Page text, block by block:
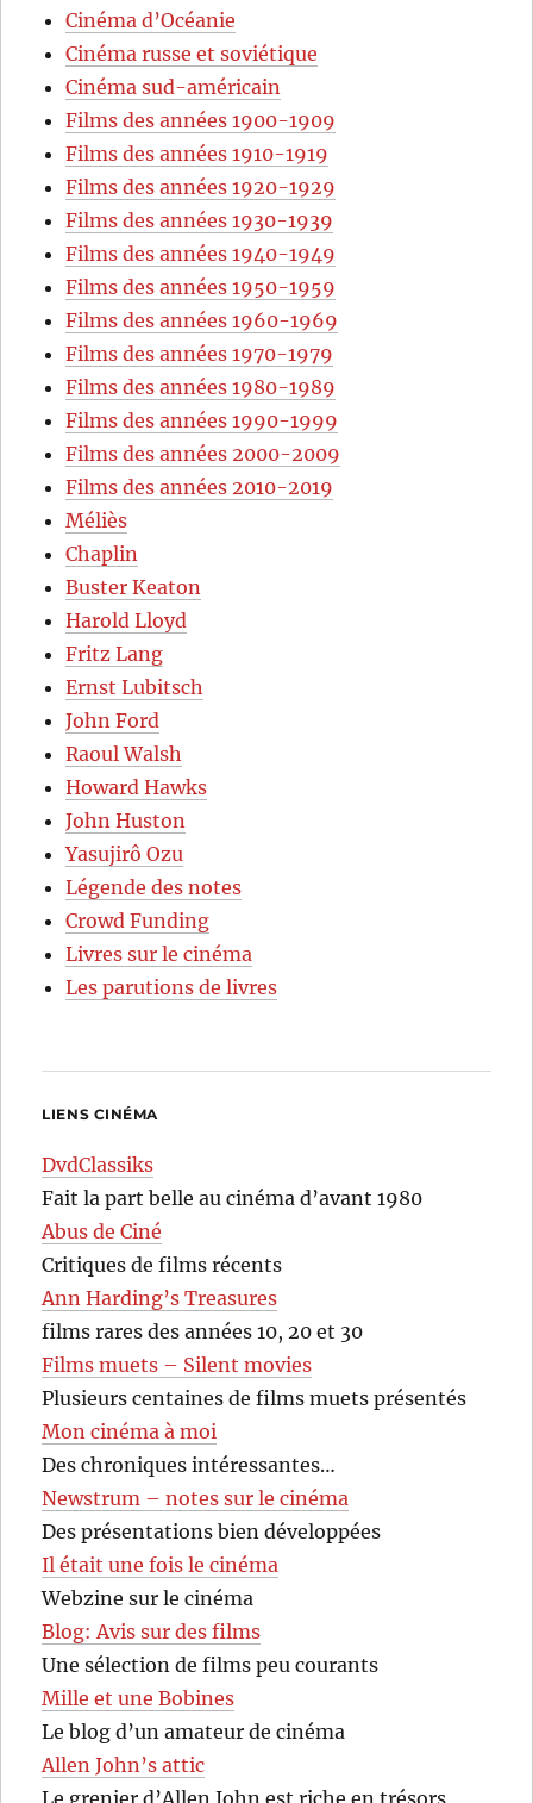
Cinéma d’Océanie
Cinéma russe et soviétique
Cinéma sud-américain
Films des années 1900-1909
Films des années 1910-1919
Films des années 1920-1929
Films des années 1930-1939
Films des années 1940-1949
Films des années 1950-1959
Films des années 1960-1969
Films des années 1970-1979
Films des années 1980-1989
Films des années 1990-1999
Films des années 2000-2009
Films des années 2010-2019
Méliès
Chaplin
Buster Keaton
Harold Lloyd
Fritz Lang
Ernst Lubitsch
John Ford
Raoul Walsh
Howard Hawks
John Huston
Yasujirô Ozu
Légende des notes
Crowd Funding
Livres sur le cinéma
Les parutions de livres
LIENS CINÉMA
DvdClassiks
Fait la part belle au cinéma d’avant 1980
Abus de Ciné
Critiques de films récents
Ann Harding’s Treasures
films rares des années 10, 20 et 30
Films muets – Silent movies
Plusieurs centaines de films muets présentés
Mon cinéma à moi
Des chroniques intéressantes…
Newstrum – notes sur le cinéma
Des présentations bien développées
Il était une fois le cinéma
Webzine sur le cinéma
Blog: Avis sur des films
Une sélection de films peu courants
Mille et une Bobines
Le blog d’un amateur de cinéma
Allen John’s attic
Le grenier d’Allen John est riche en trésors